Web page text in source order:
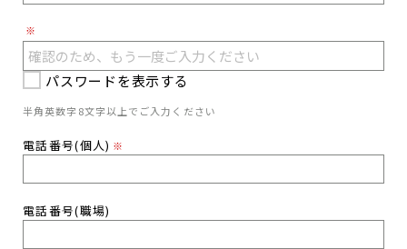
※
パスワードを表示する
半角英数字8文字以上でご入力ください
電話番号(個人) ※
電話番号(職場)